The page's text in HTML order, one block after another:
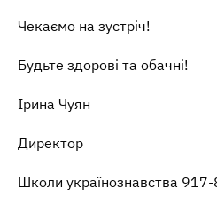
Чекаємо на зустріч!
Будьте здорові та обачні!
Ірина Чуян
Директор
Школи українознавства